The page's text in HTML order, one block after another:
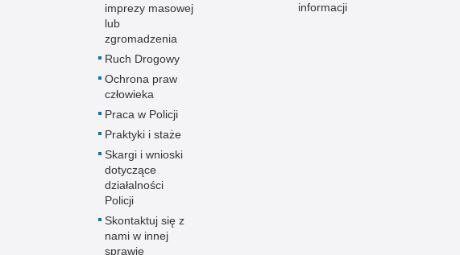
imprezy masowej
lub
zgromadzenia
Ruch Drogowy
Ochrona praw
człowieka
Praca w Policji
Praktyki i staże
Skargi i wnioski
dotyczące
działalności
Policji
Skontaktuj się z
nami w innej
sprawie
informacji